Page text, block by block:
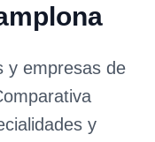
y empresas de
y